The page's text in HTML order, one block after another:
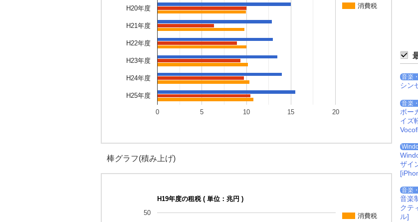
消費税
0 5 10 15 20
H20年度
H21年度
H22年度
H23年度
H24年度
H25年度
棒グラフ(積み上げ)
H19年度の租税 ( 単位：兆円 )
消費税
50
音楽
シン
音楽
ボー
イズ
ザイ
音楽
音楽
クテ
ル]